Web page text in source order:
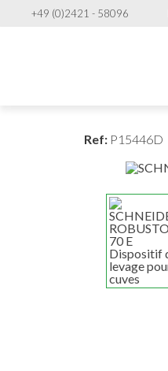
+49 (0)2421 - 58096
Ref: P15446D